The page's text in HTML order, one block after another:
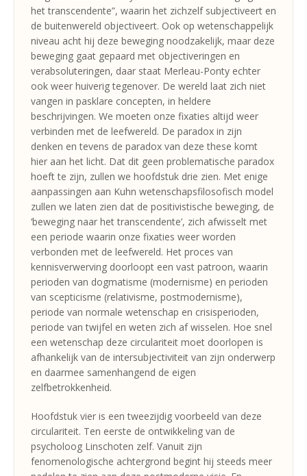
het transcendente”, waarin het zichzelf subjectiveert en
de buitenwereld objectiveert. Ook op wetenschappelijk
niveau acht hij deze beweging noodzakelijk, maar deze
beweging gaat gepaard met objectiveringen en
verabsoluteringen, daar staat Merleau-Ponty echter
ook weer huiverig tegenover. De wereld laat zich niet
vangen in pasklare concepten, in heldere
beschrijvingen. We moeten onze fixaties altijd weer
verbinden met de leefwereld. De paradox in zijn
denken en tevens de paradox van deze these komt
hier aan het licht. Dat dit geen problematische paradox
hoeft te zijn, zullen we hoofdstuk drie zien. Met enige
aanpassingen aan Kuhn wetenschapsfilosofisch model
zullen we laten zien dat de positivistische beweging, de
‘beweging naar het transcendente’, zich afwisselt met
een periode waarin onze fixaties weer worden
verbonden met de leefwereld. Het proces van
kennisverwerving doorloopt een vast patroon, waarin
perioden van dogmatisme (modernisme) en perioden
van scepticisme (relativisme, postmodernisme),
periode van normale wetenschap en crisisperioden,
periode van twijfel en weten zich af wisselen. Hoe snel
een wetenschap deze circulariteit moet doorlopen is
afhankelijk van de intersubjectiviteit van zijn onderwerp
en daarmee samenhangend de eigen
zelfbetrokkenheid.
Hoofdstuk vier is een tweezijdig voorbeeld van deze
circulariteit. Ten eerste de ontwikkeling van de
psycholoog Linschoten zelf. Vanuit zijn
fenomenologische achtergrond begint hij steeds meer